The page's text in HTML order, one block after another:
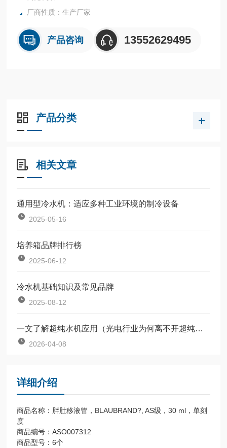
厂商性质：生产厂家
产品咨询 13552629495
产品分类
相关文章
通用型冷水机：适应多种工业环境的制冷设备
2025-05-16
培养箱品牌排行榜
2025-06-12
冷水机基础知识及常见品牌
2025-08-12
一文了解超纯水机应用（光电行业为何离不开超纯水？）
2026-04-08
详细介绍
商品名称：胖肚移液管，BLAUBRAND?, AS级，30 ml，单刻
度
商品编号：ASO007312
商品型号：6个